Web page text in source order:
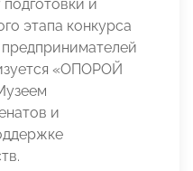
и
этапа конкурса
«ОПОРОЙ
и